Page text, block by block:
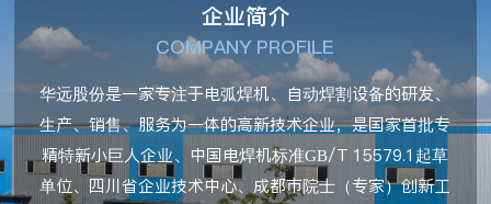
企业简介
COMPANY PROFILE
华远股份是一家专注于电弧焊机、自动焊割设备的研发、
生产、销售、服务为一体的高新技术企业，是国家首批专
精特新小巨人企业、中国电焊机标准GB/T 15579.1起草
单位、四川省企业技术中心、成都市院士（专家）创新工